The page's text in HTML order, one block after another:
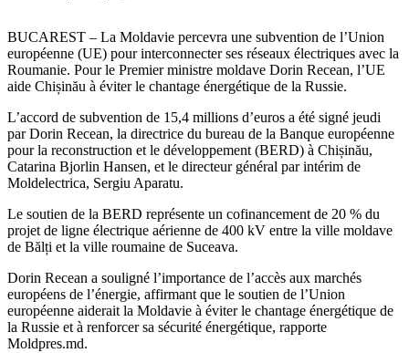
BUCAREST – La Moldavie percevra une subvention de l’Union
européenne (UE) pour interconnecter ses réseaux électriques avec la
Roumanie. Pour le Premier ministre moldave Dorin Recean, l’UE
aide Chișinău à éviter le chantage énergétique de la Russie.
L’accord de subvention de 15,4 millions d’euros a été signé jeudi
par Dorin Recean, la directrice du bureau de la Banque européenne
pour la reconstruction et le développement (BERD) à Chișinău,
Catarina Bjorlin Hansen, et le directeur général par intérim de
Moldelectrica, Sergiu Aparatu.
Le soutien de la BERD représente un cofinancement de 20 % du
projet de ligne électrique aérienne de 400 kV entre la ville moldave
de Bălți et la ville roumaine de Suceava.
Dorin Recean a souligné l’importance de l’accès aux marchés
européens de l’énergie, affirmant que le soutien de l’Union
européenne aiderait la Moldavie à éviter le chantage énergétique de
la Russie et à renforcer sa sécurité énergétique, rapporte
Moldpres.md.